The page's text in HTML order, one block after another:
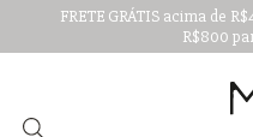
FRETE GRÁTIS acima de
R$800